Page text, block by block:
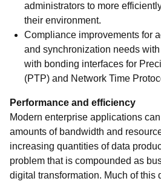
administrators to more
their environment.
Compliance improvements for
and synchronization needs
with bonding interfaces for
(PTP) and Network Time
Performance and efficiency
Modern enterprise applications
amounts of bandwidth and
increasing quantities of data
problem that is compounded as
digital transformation. Much of this